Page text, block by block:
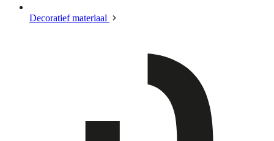
Decoratief materiaal